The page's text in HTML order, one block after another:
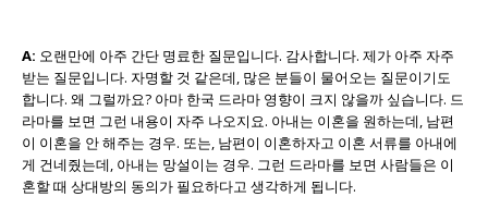
A: 오랜만에 아주 간단 명료한 질문입니다. 감사합니다. 제가 아주 자주
받는 질문입니다. 자명할 것 같은데, 많은 분들이 물어오는 질문이기도
합니다. 왜 그럴까요? 아마 한국 드라마 영향이 크지 않을까 싶습니다. 드
라마를 보면 그런 내용이 자주 나오지요. 아내는 이혼을 원하는데, 남편
이 이혼을 안 해주는 경우. 또는, 남편이 이혼하자고 이혼 서류를 아내에
게 건네줬는데, 아내는 망설이는 경우. 그런 드라마를 보면 사람들은 이
혼할 때 상대방의 동의가 필요하다고 생각하게 됩니다.